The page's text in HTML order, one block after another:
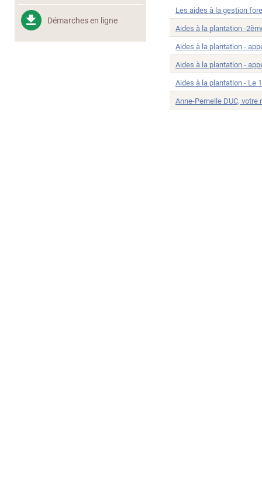
Démarches en ligne
Les aides à la gestion
Aides à la plantation -
Aides à la plantation -
Aides à la plantation -
Aides à la plantation - Le
Anne-Pernelle DUC,